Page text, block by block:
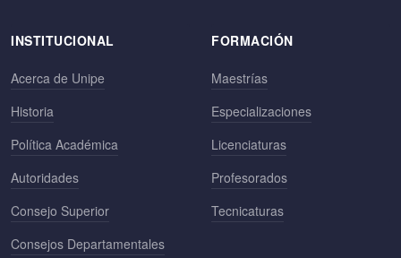
INSTITUCIONAL
Acerca de Unipe
Historia
Política Académica
Autoridades
Consejo Superior
Consejos Departamentales
FORMACIÓN
Maestrías
Especializaciones
Licenciaturas
Profesorados
Tecnicaturas